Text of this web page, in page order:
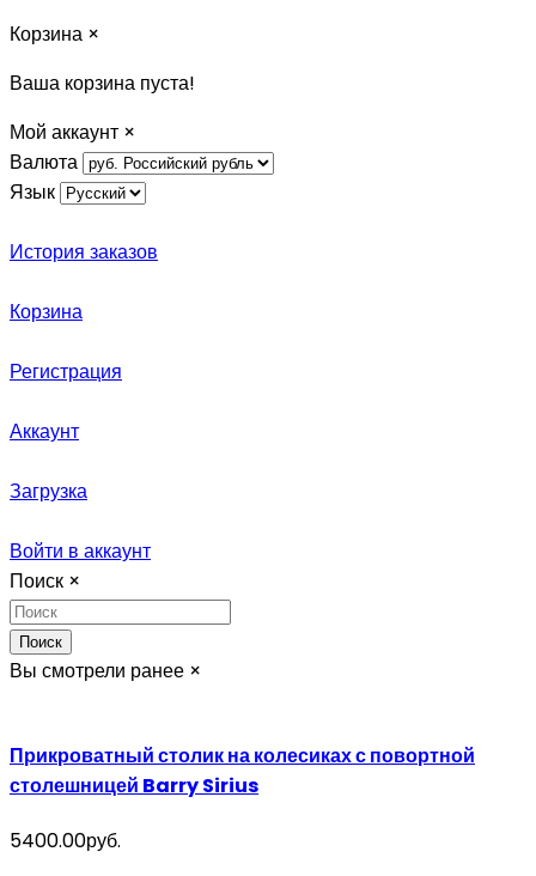
Корзина ×
Ваша корзина пуста!
Мой аккаунт ×
Валюта
Язык
История заказов
Корзина
Регистрация
Аккаунт
Загрузка
Войти в аккаунт
Поиск ×
Поиск
Вы смотрели ранее ×
Прикроватный столик на колесиках с повортной
столешницей Barry Sirius
5400.00руб.